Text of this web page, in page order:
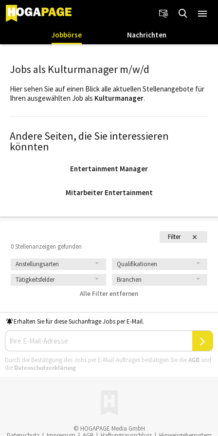
Jobbörse Nachrichten
Filter
0 Stellenanzeigen gefunden
Anstellungsarten
Qualifikationen
Tätigkeitsfelder
Branchen
Alle Filter entfernen
Erhalten Sie für diese Suchanfrage Jobs per E-Mail.
Durch die Bestätigung des Jobs per E-Mail-Auftrages bestätigen Sie dieAGB und
die Datenschutzerklärung
Jobs als Kulturmanager m/w/d
Hier sehen Sie auf einen Blick alle aktuellen Stellenangebote für
Ihren ausgewählten Job als Kulturmanager.
Andere Seiten, die Sie interessieren
könnten
Entertainment Manager
Mitarbeiter Entertainment
© HOGAPAGE Media GmbH